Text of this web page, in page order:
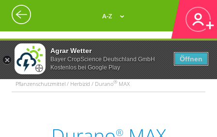
Agrar Wetter
Bayer CropScience Deutschland GmbH
Kostenlos bei Google Play
Öffnen
A-Z
Pflanzenschutzmittel / Herbizid / Durano® MAX
®